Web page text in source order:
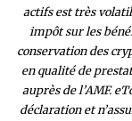
actifs est très
impôt sur les
conservation des
en qualité de
auprès de l’AMF.
déclaration et